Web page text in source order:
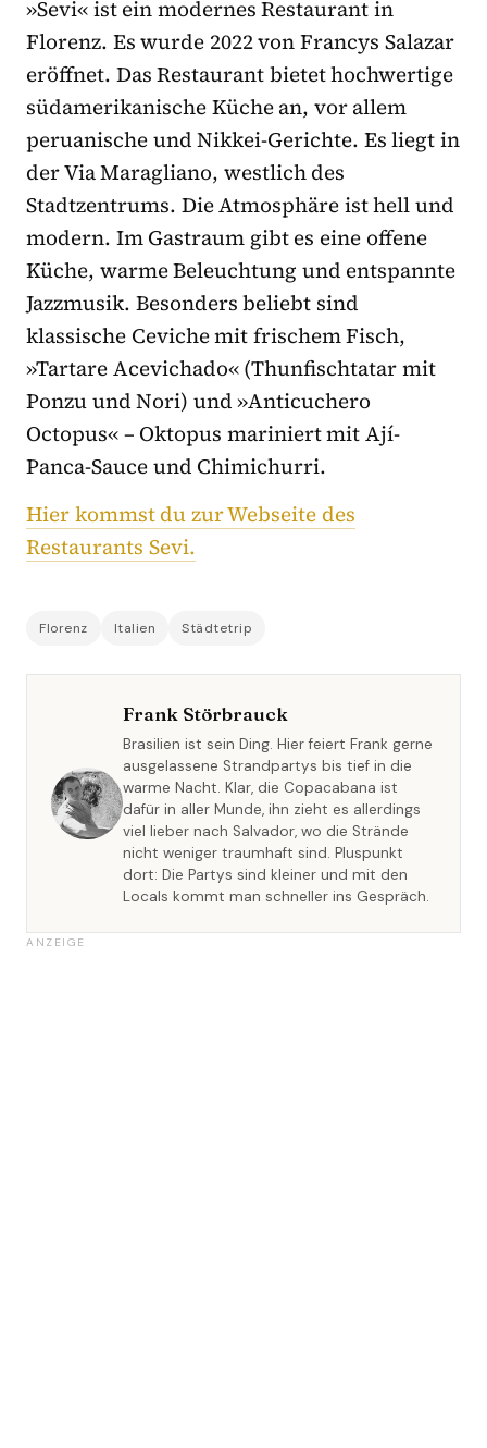
»Sevi« ist ein modernes Restaurant in
Florenz. Es wurde 2022 von Francys Salazar
eröffnet. Das Restaurant bietet hochwertige
südamerikanische Küche an, vor allem
peruanische und Nikkei-Gerichte. Es liegt in
der Via Maragliano, westlich des
Stadtzentrums. Die Atmosphäre ist hell und
modern. Im Gastraum gibt es eine offene
Küche, warme Beleuchtung und entspannte
Jazzmusik. Besonders beliebt sind
klassische Ceviche mit frischem Fisch,
»Tartare Acevichado« (Thunfischtatar mit
Ponzu und Nori) und »Anticuchero
Octopus« – Oktopus mariniert mit Ají-
Panca-Sauce und Chimichurri.
Hier kommst du zur Webseite des
Restaurants Sevi.
Florenz Italien Städtetrip
Frank Störbrauck
Brasilien ist sein Ding. Hier feiert Frank gerne
ausgelassene Strandpartys bis tief in die
warme Nacht. Klar, die Copacabana ist
dafür in aller Munde, ihn zieht es allerdings
viel lieber nach Salvador, wo die Strände
nicht weniger traumhaft sind. Pluspunkt
dort: Die Partys sind kleiner und mit den
Locals kommt man schneller ins Gespräch.
ANZEIGE